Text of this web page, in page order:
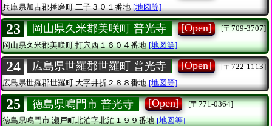
兵庫県加古郡播磨町二子３０１番地 [地図等]
23 岡山県久米郡美咲町 普光寺 [Open]
[〒709-3707]
岡山県久米郡美咲町打穴西１６０４番地 [地図等]
24 広島県世羅郡世羅町 普光寺 [Open]
[〒722-1113]
広島県世羅郡世羅町 大字井折２８８番地 [地図等]
25 徳島県鳴門市 普光寺 [Open]
[〒771-0364]
徳島県鳴門市瀬戸町北泊字北泊１９９番地 [地図等]